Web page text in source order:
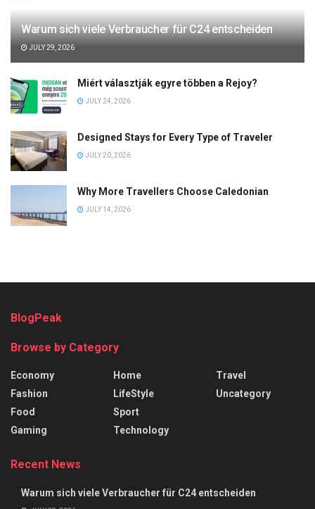
Warum sich viele Verbraucher für C24 entscheiden
JULY 29, 2026
Miért választják egyre többen a Rejoy?
JULY 24, 2026
Designed Stays for Every Type of Traveler
JULY 20, 2026
Why More Travellers Choose Caledonian
JULY 14, 2026
BlogPeak
Browse by Category
Economy
Fashion
Food
Gaming
Home
LifeStyle
Sport
Technology
Travel
Uncategory
Recent News
Warum sich viele Verbraucher für C24 entscheiden